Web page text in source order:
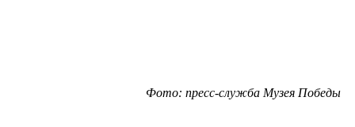
Фото: пресс-служба Музея Победы